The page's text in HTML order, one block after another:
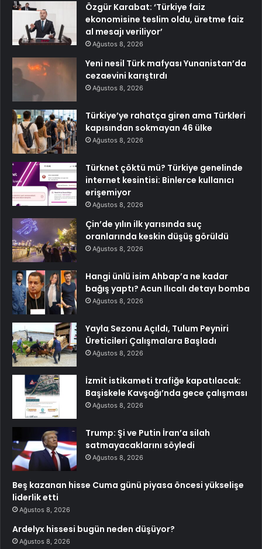
Özgür Karabat: ‘Türkiye faiz
ekonomisine teslim oldu, üretme faiz
al mesajı veriliyor’
Ağustos 8, 2026
Yeni nesil Türk mafyası Yunanistan’da
cezaevini karıştırdı
Ağustos 8, 2026
Türkiye’ye rahatça giren ama Türkleri
kapısından sokmayan 46 ülke
Ağustos 8, 2026
Türknet çöktü mü? Türkiye genelinde
internet kesintisi: Binlerce kullanıcı
erişemiyor
Ağustos 8, 2026
Çin’de yılın ilk yarısında suç
oranlarında keskin düşüş görüldü
Ağustos 8, 2026
Hangi ünlü isim Ahbap’a ne kadar
bağış yaptı? Acun Ilıcalı detayı bomba
Ağustos 8, 2026
Yayla Sezonu Açıldı, Tulum Peyniri
Üreticileri Çalışmalara Başladı
Ağustos 8, 2026
İzmit istikameti trafiğe kapatılacak:
Başiskele Kavşağı’nda gece çalışması
Ağustos 8, 2026
Trump: Şi ve Putin İran’a silah
satmayacaklarını söyledi
Ağustos 8, 2026
Beş kazanan hisse Cuma günü piyasa öncesi yükselişe
liderlik etti
Ağustos 8, 2026
Ardelyx hissesi bugün neden düşüyor?
Ağustos 8, 2026